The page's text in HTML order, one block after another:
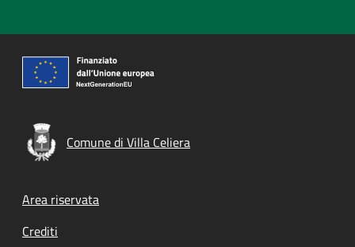
Comune di Villa Celiera
Footer menu
Area riservata
Crediti